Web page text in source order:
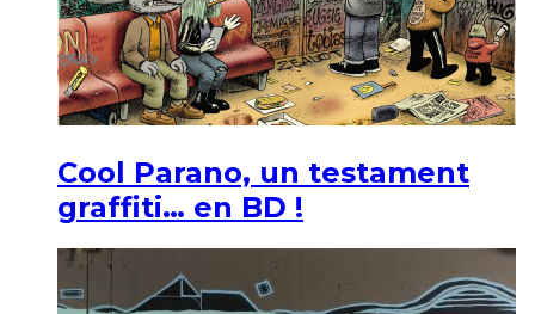
Cool Parano, un testament
graffiti… en BD !